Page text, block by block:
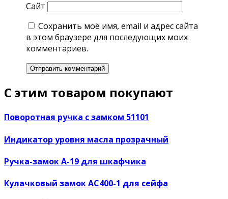
Сайт
Сохранить моё имя, email и адрес сайта
в этом браузере для последующих моих
комментариев.
С этим товаром покупают
Поворотная ручка с замком 51101
Индикатор уровня масла прозрачный
Ручка-замок А-19 для шкафчика
Кулачковый замок AC400-1 для сейфа